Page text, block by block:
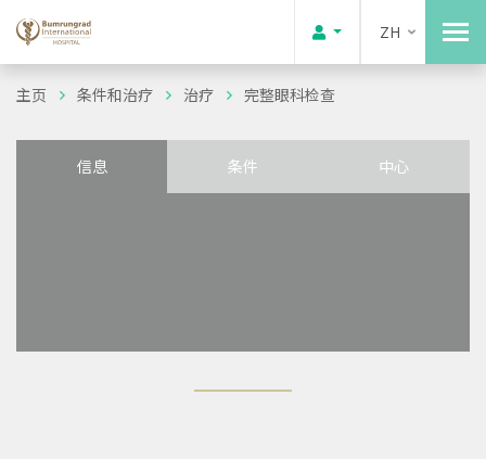
ZH
主页 条件和治疗 治疗 完整眼科检查
信息 条件 中心